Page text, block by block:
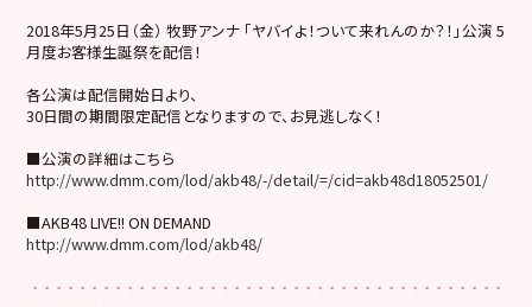
2018年5月25日（金） 牧野アンナ 「ヤバイよ！ついて来れんのか？！」公演 5
月度お客様生誕祭を配信！
各公演は配信開始日より、
30日間の期間限定配信となりますので、お見逃しなく！
■公演の詳細はこちら
http://www.dmm.com/lod/akb48/-/detail/=/cid=akb48d18052501/
■AKB48 LIVE!! ON DEMAND
http://www.dmm.com/lod/akb48/